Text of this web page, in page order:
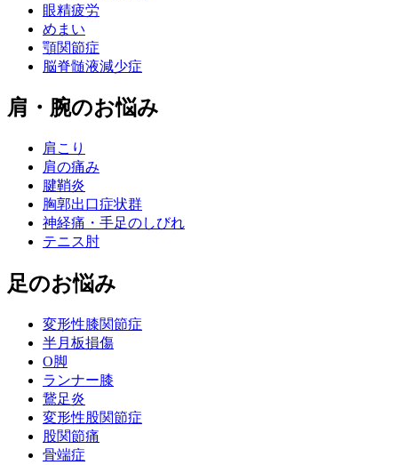
眼精疲労
めまい
顎関節症
脳脊髄液減少症
肩・腕のお悩み
肩こり
肩の痛み
腱鞘炎
胸郭出口症状群
神経痛・手足のしびれ
テニス肘
足のお悩み
変形性膝関節症
半月板損傷
O脚
ランナー膝
鵞足炎
変形性股関節症
股関節痛
骨端症